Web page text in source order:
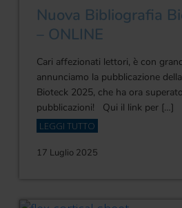
Nuova Bibliografia
– ONLINE
Cari affezionati lettori, è con
annunciamo la pubblicazione
Bioteck 2025, che ha ora
pubblicazioni! Qui il link per […]
LEGGI TUTTO
17 Luglio 2025